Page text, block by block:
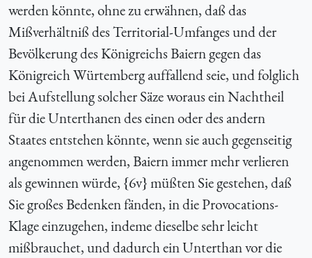
werden könnte, ohne zu erwähnen, daß das
Mißverhältniß des Territorial-Umfanges und der
Bevölkerung des Königreichs Baiern gegen das
Königreich Würtemberg auffallend seie, und folglich
bei Aufstellung solcher Säze woraus ein Nachtheil
für die Unterthanen des einen oder des andern
Staates entstehen könnte, wenn sie auch gegenseitig
angenommen werden, Baiern immer mehr verlieren
als gewinnen würde, {6v} müßten Sie gestehen, daß
Sie großes Bedenken fänden, in die Provocations-
Klage einzugehen, indeme dieselbe sehr leicht
mißbrauchet, und dadurch ein Unterthan vor die